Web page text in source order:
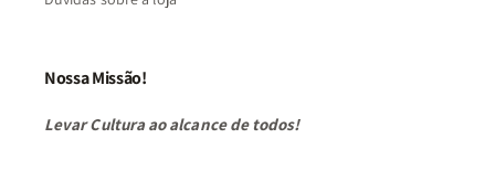
Nossa Missão!
Levar Cultura ao alcance de todos!